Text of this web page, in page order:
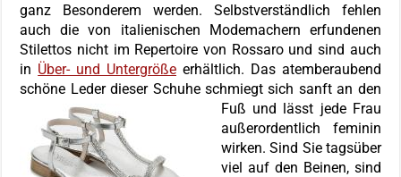
ganz Besonderem werden. Selbstverständlich fehlen
auch die von italienischen Modemachern erfundenen
Stilettos nicht im Repertoire von Rossaro und sind auch
in Über- und Untergröße erhältlich. Das atemberaubend
schöne Leder dieser Schuhe schmiegt sich sanft an den
Fuß und lässt jede Frau
außerordentlich feminin
wirken. Sind Sie tagsüber
viel auf den Beinen, sind